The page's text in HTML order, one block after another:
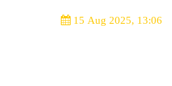
15 Aug 2025, 13:06